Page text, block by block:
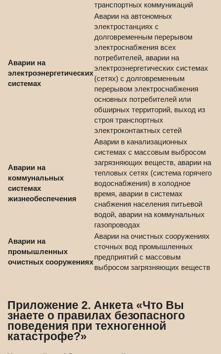
транспортных коммуникаций
Аварии на
электроэнергетических
системах
Аварии на автономных
электростанциях с
долговременным перерывом
электроснабжения всех
потребителей, аварии на
электроэнергетических системах
(сетях) с долговременным
перерывом электроснабжения
основных потребителей или
обширных территорий, выход из
строя транспортных
электроконтактных сетей
Аварии на
коммунальных
системах
жизнеобеспечения
Аварии в канализационных
системах с массовым выбросом
загрязняющих веществ, аварии на
тепловых сетях (система горячего
водоснабжения) в холодное
время, аварии в системах
снабжения населения питьевой
водой, аварии на коммунальных
газопроводах
Аварии на
промышленных
очистных сооружениях
Аварии на очистных сооружениях
сточных вод промышленных
предприятий с массовым
выбросом загрязняющих веществ
Приложение 2. Анкета «Что Вы
знаете о правилах безопасного
поведения при техногенной
катастрофе?»